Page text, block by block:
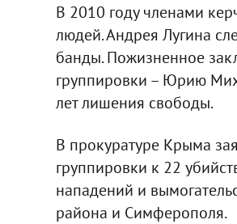
В 2010 году членами
людей. Андрея Лугина
банды. Пожизненное
группировки – Юрию
лет лишения свободы.
В прокуратуре Крыма
группировки к 22
нападений и
района и Симферополя.